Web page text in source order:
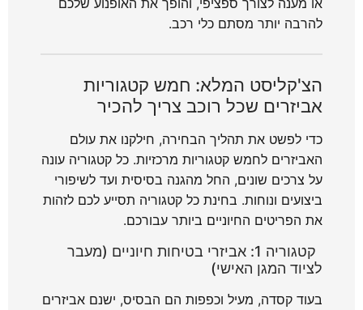
או מענה לצורך ספציפי, והופך את האופנוע שלכם
להרבה יותר מסתם כלי רכב.
הצ'קליסט המלא: חמש קטגוריות
אביזרים שכל רוכב צריך להכיר
כדי לפשט את תהליך הבחירה, חילקנו את עולם
האביזרים לחמש קטגוריות מרכזיות. כל קטגוריה עונה
על צרכים שונים, החל מהגנה בסיסית ועד לשיפורי
ביצועים ונוחות. בחינת כל קטגוריה תסייע לכם לזהות
את הפריטים החיוניים ביותר עבורכם.
קטגוריה 1: אביזרי בטיחות חיוניים (מעבר
לציוד המגן האישי)
בעוד קסדה, מעיל וכפפות הם הבסיס, ישנם אביזרים